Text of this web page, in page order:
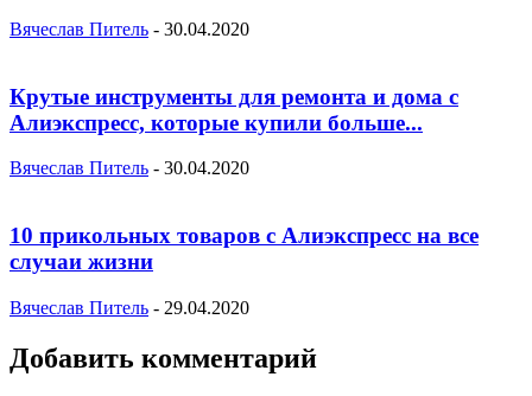
Вячеслав Питель - 30.04.2020
Крутые инструменты для ремонта и дома с
Алиэкспресс, которые купили больше...
Вячеслав Питель - 30.04.2020
10 прикольных товаров с Алиэкспресс на все
случаи жизни
Вячеслав Питель - 29.04.2020
Добавить комментарий